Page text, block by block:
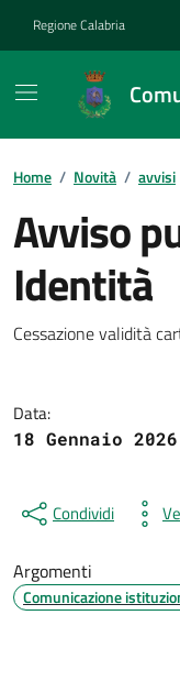
Regione Calabria
Home / Novità / avvisi
Avviso
Identità
Dettagli
Cessazione validità
Data:
18 Gennaio 2026
Condividi
Argomenti
Comunicazione